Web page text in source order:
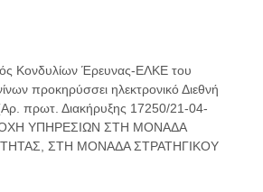
Κονδυλίων Έρευνας-ΕΛΚΕ του
προκηρύσσει ηλεκτρονικό Διεθνή
πρωτ. Διακήρυξης 17250/21-04-
ΥΠΗΡΕΣΙΩΝ ΣΤΗ ΜΟΝΑΔΑ
ΣΤΗ ΜΟΝΑΔΑ ΣΤΡΑΤΗΓΙΚΟΥ